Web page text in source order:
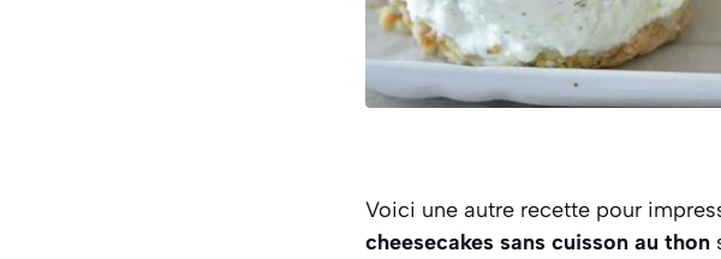
Voici une autre recette pour
cheesecakes sans cuisson au thon